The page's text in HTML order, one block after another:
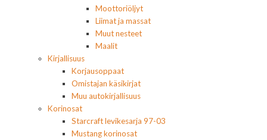
Moottoriöljyt
Liimat ja massat
Muut nesteet
Maalit
Kirjallisuus
Korjausoppaat
Omistajan käsikirjat
Muu autokirjallisuus
Korinosat
Starcraft levikesarja 97-03
Mustang korinosat